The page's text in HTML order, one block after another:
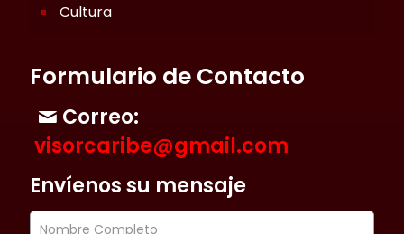
Cultura
Formulario de Contacto
Correo:
visorcaribe@gmail.com
Envíenos su mensaje